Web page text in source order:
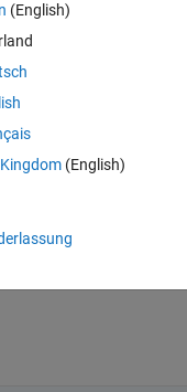
file or directory
(English)
(English)